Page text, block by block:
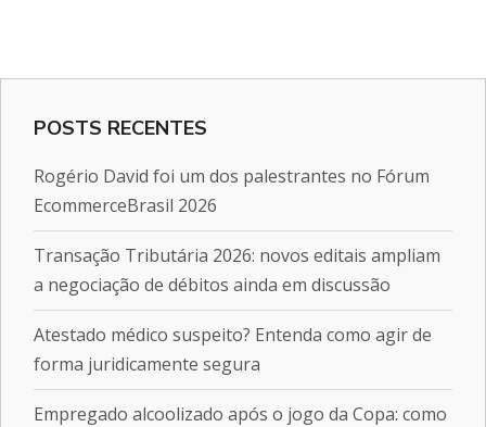
POSTS RECENTES
Rogério David foi um dos palestrantes no Fórum
EcommerceBrasil 2026
Transação Tributária 2026: novos editais ampliam
a negociação de débitos ainda em discussão
Atestado médico suspeito? Entenda como agir de
forma juridicamente segura
Empregado alcoolizado após o jogo da Copa: como